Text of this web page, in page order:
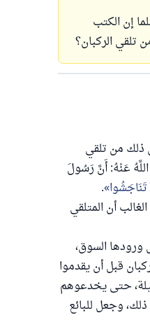
إن الكتب
تلقي الركبان؟
ذلك من تلقي
عَنْ أَبِي هُرَيْرَةَ رَضِيَ اللَّهُ عَنْهُ: أَنَّ رَسُولَ
.
أن المتلقي
السلع قبل ورودها السوق،
قبل أن يقدموا
حتى يخدعوهم
وجعل للبائع